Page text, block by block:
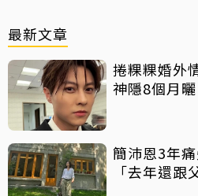
最新文章
捲粿粿婚外
神隱8個月
簡沛恩3年
「去年還跟